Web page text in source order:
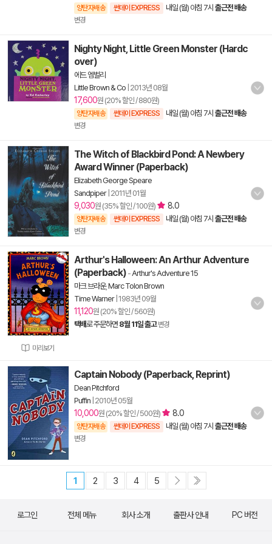
양탄자배송 썬데이 EXPRESS 내일 (월) 아침 7시 출근전 배송
변경
Nighty Night, Little Green Monster (Hardc
over)
에드 엠벌리
Little Brown & Co 2013년 08월
17,600원 (20% 할인 / 880원)
양탄자배송 썬데이 EXPRESS 내일 (월) 아침 7시 출근전 배송
변경
The Witch of Blackbird Pond: A Newbery
Award Winner (Paperback)
Elizabeth George Speare
Sandpiper| 2011년 01월
9,030원 (35% 할인 / 100원) 8.0
양탄자배송 썬데이 EXPRESS 내일 (월) 아침 7시 출근전 배송
변경
미리보기
Arthur's Halloween: An Arthur Adventure
(Paperback) -Arthur's Adventure 15
마크 브라운,Marc Tolon Brown
Time Warner| 1983년 09월
11,120원 (20% 할인 / 560원)
택배로 주문하면 8월 11일 출고 변경
Captain Nobody (Paperback, Reprint)
Dean Pitchford
Puffin 2010년 05월
10,000원 (20% 할인 / 500원) 8.0
양탄자배송 썬데이 EXPRESS 내일 (월) 아침 7시 출근전 배송
변경
1 2 3 4 5
로그인 전체 메뉴 회사 소개 출판사 안내 PC 버전